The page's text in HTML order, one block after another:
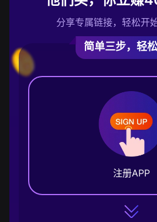
分享专属链接，轻松开
简单三步，轻
注册APP